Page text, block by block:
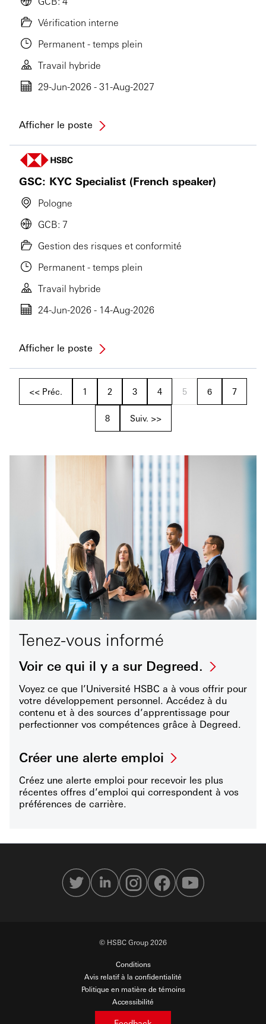
Vérification interne
Permanent - temps plein
Travail hybride
29-Jun-2026 - 31-Aug-2027
Afficher le poste
GSC: KYC Specialist (French speaker)
Pologne
GCB: 7
Gestion des risques et conformité
Permanent - temps plein
Travail hybride
24-Jun-2026 - 14-Aug-2026
Afficher le poste
<< Préc. 1 2 3 4 5 6 7
8 Suiv. >>
Tenez-vous informé
Voir ce qui il y a sur Degreed.
Voyez ce que l’Université HSBC a à vous offrir pour
votre développement personnel. Accédez à du
contenu et à des sources d’apprentissage pour
perfectionner vos compétences grâce à Degreed.
Créer une alerte emploi
Créez une alerte emploi pour recevoir les plus
récentes offres d’emploi qui correspondent à vos
préférences de carrière.
© HSBC Group 2026
Conditions
Avis relatif à la confidentialité
Politique en matière de témoins
Accessibilité
Sécurité en ligne